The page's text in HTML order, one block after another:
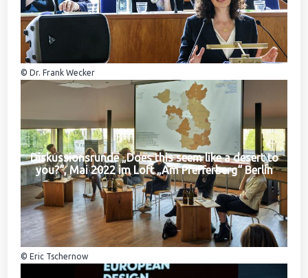
© Dr. Frank Wecker
Diskussionsrunde „Does this seem like a desert to
you?“, Mai 2022 im Loft „Am Pfefferberg“ Berlin
© Eric Tschernow